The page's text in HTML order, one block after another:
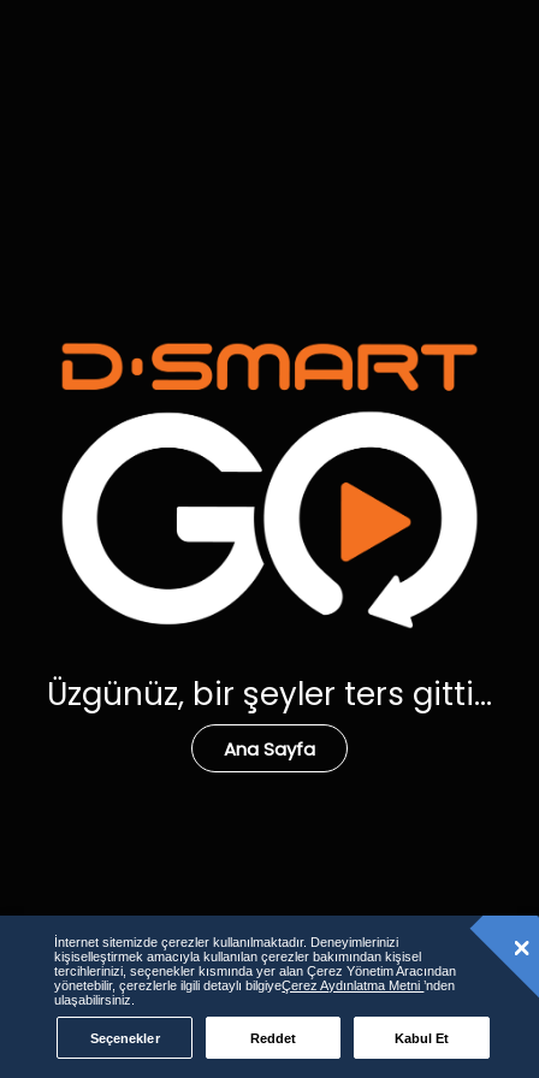
Üzgünüz, bir şeyler ters gitti...
Ana Sayfa
İnternet sitemizde çerezler kullanılmaktadır. Deneyimlerinizi
kişiselleştirmek amacıyla kullanılan çerezler bakımından kişisel
tercihlerinizi, seçenekler kısmında yer alan Çerez Yönetim Aracından
yönetebilir, çerezlerle ilgili detaylı bilgiyeÇerez Aydınlatma Metni’nden
ulaşabilirsiniz.
Seçenekler Reddet Kabul Et